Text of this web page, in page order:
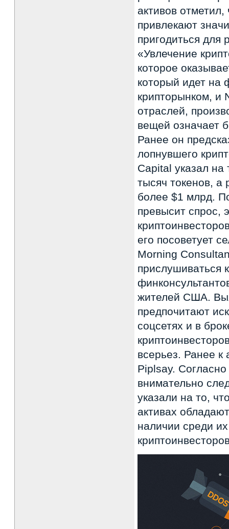
активов
привлекают
пригодиться для
«Увлечение
которое
который идет на
крипторынком, и
отраслей,
вещей означает
Ранее он
лопнувшего
Capital указал на
тысяч токенов, а
более $1 млрд.
превысит спрос,
его посоветует
Morning
прислушиваться
жителей США.
предпочитают
соцсетях и в
всерьез. Ранее
Piplsay.
внимательно
указали на то,
активах
наличии среди